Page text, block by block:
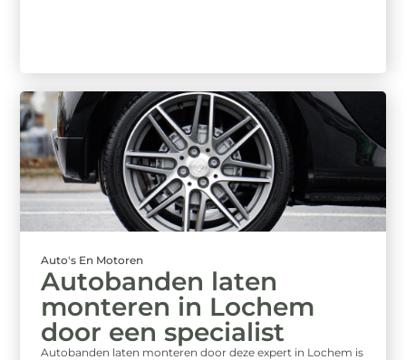
Auto's En Motoren
Autobanden laten
monteren in Lochem
door een specialist
Autobanden laten monteren door deze expert in Lochem is